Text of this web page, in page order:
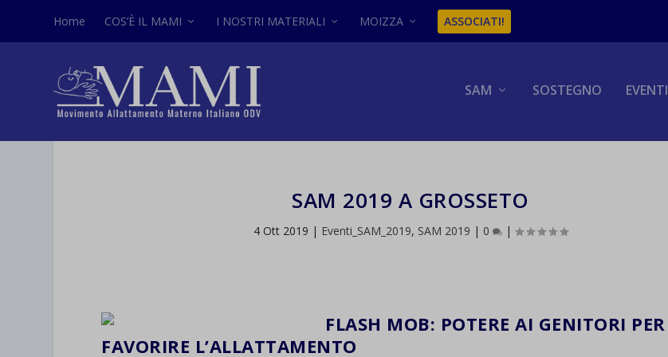
Home COS’È IL MAMI I NOSTRI MATERIALI MOIZZA ASSOCIATI!
SAM SOSTEGNO EVENTI
SAM 2019 A GROSSETO
4 Ott 2019 | Eventi_SAM_2019, SAM 2019 | 0 |
FLASH MOB: POTERE AI GENITORI PER
FAVORIRE L’ALLATTAMENTO